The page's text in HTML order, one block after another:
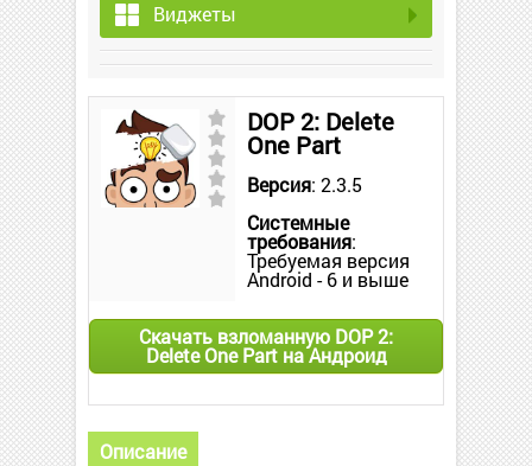
Виджеты
DOP 2: Delete
One Part
Версия: 2.3.5
Системные
требования:
Требуемая версия
Android - 6 и выше
Скачать взломанную DOP 2:
Delete One Part на Андроид
Описание